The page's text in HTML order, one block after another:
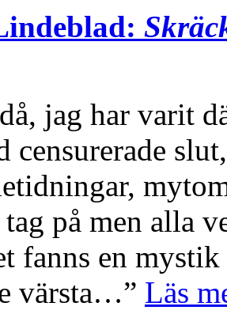
jag har varit
censurerade
på men alla
fanns en mystik
värsta…” Läs